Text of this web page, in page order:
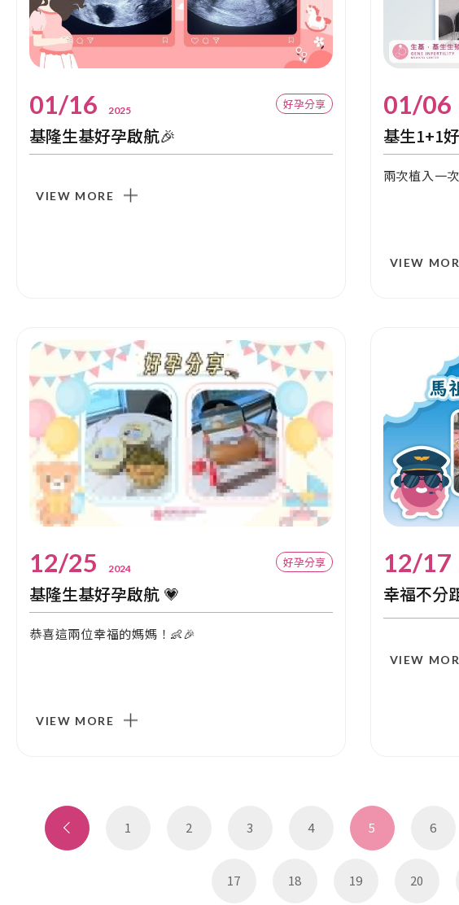
01/16 2025 好孕分享
基隆生基好孕啟航🎉
VIEW MORE
01/06
基生1+1
兩次植入一
VIEW
12/25 2024 好孕分享
基隆生基好孕啟航 💗
恭喜這兩位幸福的媽媽！👶🎉
VIEW MORE
12/17
VIEW
1 2 3 4 5 6
17 18 19 20